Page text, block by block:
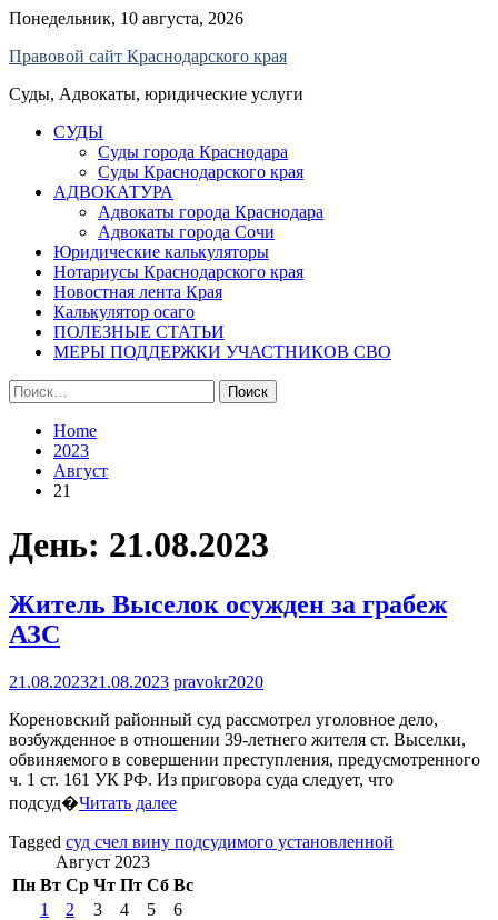
Skip
content
Понедельник, 10 августа, 2026
Правовой сайт Краснодарского края
Суды, Адвокаты, юридические услуги
СУДЫ
Суды города Краснодара
Суды Краснодарского края
АДВОКАТУРА
Адвокаты города Краснодара
Адвокаты города Сочи
Юридические калькуляторы
Нотариусы Краснодарского края
Новостная лента Края
Калькулятор осаго
ПОЛЕЗНЫЕ СТАТЬИ
МЕРЫ ПОДДЕРЖКИ УЧАСТНИКОВ СВО
Найти:
Home
2023
Август
21
День: 21.08.2023
Житель Выселок осужден за грабеж
АЗС
21.08.202321.08.2023 pravokr2020
Кореновский районный суд рассмотрел уголовное дело,
возбужденное в отношении 39-летнего жителя ст. Выселки,
обвиняемого в совершении преступления, предусмотренного
ч. 1 ст. 161 УК РФ. Из приговора суда следует, что
подсуд�Читать далее
Tagged суд счел вину подсудимого установленной
Август 2023
Пн Вт Ср Чт Пт Сб Вс
1
2 3 4 5
6